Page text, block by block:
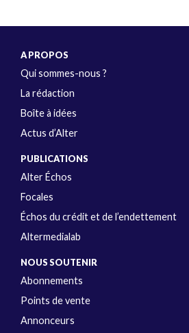
A PROPOS
Qui sommes-nous ?
La rédaction
Boîte à idées
Actus d’Alter
PUBLICATIONS
Alter Échos
Focales
Échos du crédit et de l’endettement
Altermedialab
NOUS SOUTENIR
Abonnements
Points de vente
Annonceurs